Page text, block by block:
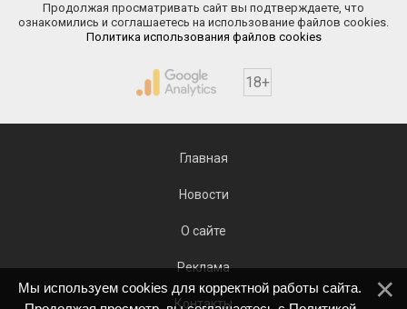
Продолжая просматривать сайт вы подтверждаете, что
ознакомились и соглашаетесь на использование файлов cookies.
Политика использования файлов cookies
18+
Главная
Новости
О сайте
Реклама
Контакты
Мы используем cookies для корректной работы сайта.